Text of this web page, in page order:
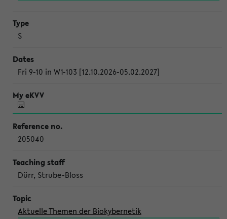
S
Fri 9-10 in W1-103 [12.10.2026-05.02.2027]
205040
Dürr, Strube-Bloss
Aktuelle Themen der Biokybernetik